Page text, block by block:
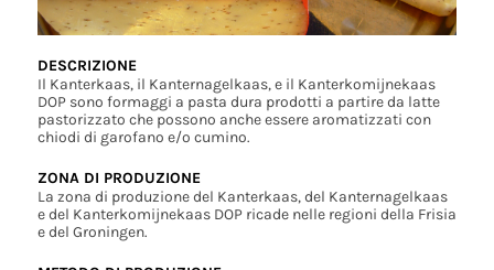
DESCRIZIONE
Il Kanterkaas, il Kanternagelkaas, e il Kanterkomijnekaas
DOP sono formaggi a pasta dura prodotti a partire da latte
pastorizzato che possono anche essere aromatizzati con
chiodi di garofano e/o cumino.
ZONA DI PRODUZIONE
La zona di produzione del Kanterkaas, del Kanternagelkaas
e del Kanterkomijnekaas DOP ricade nelle regioni della Frisia
e del Groningen.